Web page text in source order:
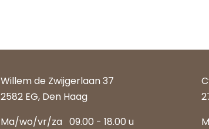
Willem de Zwijgerlaan 37
2582 EG, Den Haag
Ma/wo/vr/za 09.00 - 18.00 u